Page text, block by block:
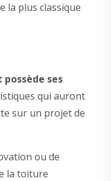
la plus classique
ses
qui auront
sur un projet de
ou de
la toiture